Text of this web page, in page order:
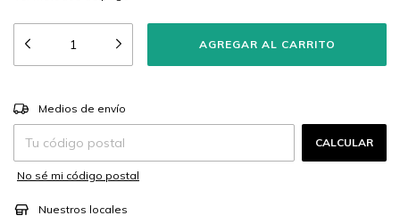
Entregas para el CP:
Medios de envío
CALCULAR
No sé mi código postal
Nuestros locales